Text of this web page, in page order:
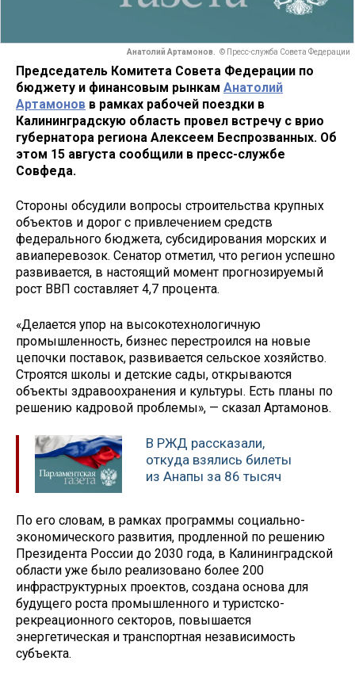
Анатолий Артамонов. © Пресс-служба Совета Федерации
Председатель Комитета Совета Федерации по
бюджету и финансовым рынкам Анатолий
Артамонов в рамках рабочей поездки в
Калининградскую область провел встречу с врио
губернатора региона Алексеем Беспрозванных. Об
этом 15 августа сообщили в пресс-службе
Совфеда.
Стороны обсудили вопросы строительства крупных
объектов и дорог с привлечением средств
федерального бюджета, субсидирования морских и
авиаперевозок. Сенатор отметил, что регион успешно
развивается, в настоящий момент прогнозируемый
рост ВВП составляет 4,7 процента.
«Делается упор на высокотехнологичную
промышленность, бизнес перестроился на новые
цепочки поставок, развивается сельское хозяйство.
Строятся школы и детские сады, открываются
объекты здравоохранения и культуры. Есть планы по
решению кадровой проблемы», — сказал Артамонов.
В РЖД рассказали,
откуда взялись билеты
из Анапы за 86 тысяч
По его словам, в рамках программы социально-
экономического развития, продленной по решению
Президента России до 2030 года, в Калининградской
области уже было реализовано более 200
инфраструктурных проектов, создана основа для
будущего роста промышленного и туристско-
рекреационного секторов, повышается
энергетическая и транспортная независимость
субъекта.